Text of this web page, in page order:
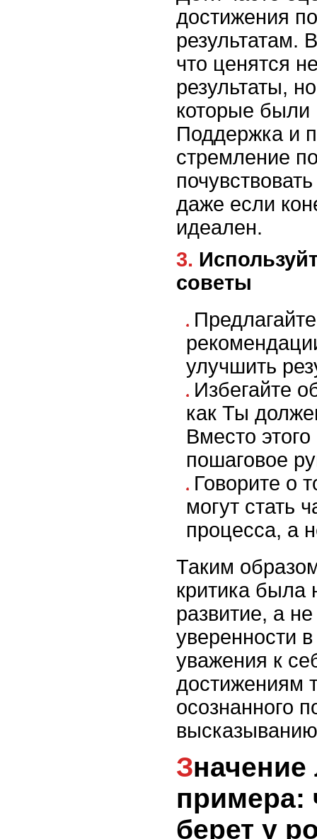
достижения
результатам.
что ценятся
результаты,
которые
Поддержка и
стремление
даже если
идеален.
3. Используйте конструктивные
советы
улучшить
Избегайте
как Ты
Вместо
пошаговое
Говорите о
могут стать
процесса, а
Таким
критика была
развитие, а
уверенности
уважения к
достижениям
осознанного
Значение личного
примера:
берет у